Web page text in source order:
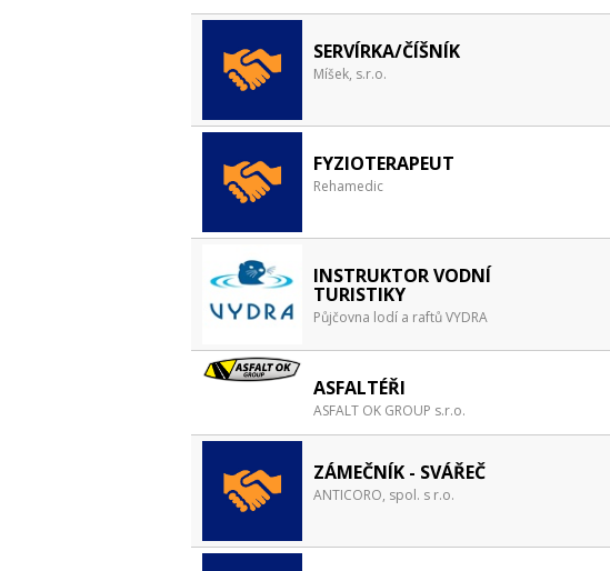
SERVÍRKA/ČÍŠNÍK
Míšek, s.r.o.
FYZIOTERAPEUT
Rehamedic
INSTRUKTOR VODNÍ
TURISTIKY
Půjčovna lodí a raftů VYDRA
ASFALTÉŘI
ASFALT OK GROUP s.r.o.
ZÁMEČNÍK - SVÁŘEČ
ANTICORO, spol. s r.o.